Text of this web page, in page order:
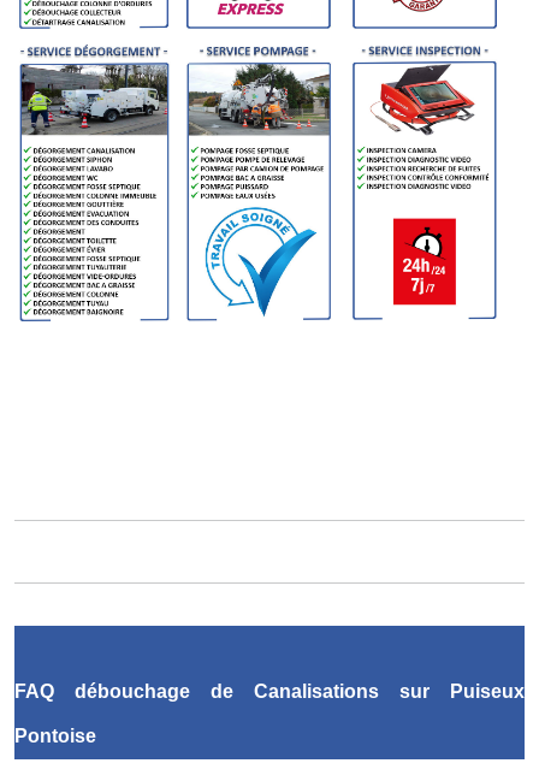
FAQ débouchage de Canalisations sur Puiseux
Pontoise